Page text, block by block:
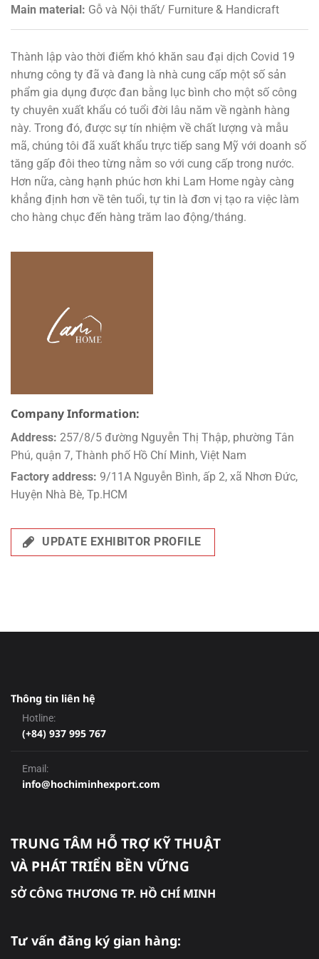
Main material: Gỗ và Nội thất/ Furniture & Handicraft
Thành lập vào thời điểm khó khăn sau đại dịch Covid 19
nhưng công ty đã và đang là nhà cung cấp một số sản
phẩm gia dụng được đan bằng lục bình cho một số công
ty chuyên xuất khẩu có tuổi đời lâu năm về ngành hàng
này. Trong đó, được sự tín nhiệm về chất lượng và mẫu
mã, chúng tôi đã xuất khẩu trực tiếp sang Mỹ với doanh số
tăng gấp đôi theo từng nằm so với cung cấp trong nước.
Hơn nữa, càng hạnh phúc hơn khi Lam Home ngày càng
khẳng định hơn về tên tuổi, tự tin là đơn vị tạo ra việc làm
cho hàng chục đến hàng trăm lao động/tháng.
Company Information:
Address: 257/8/5 đường Nguyễn Thị Thập, phường Tân
Phú, quận 7, Thành phố Hồ Chí Minh, Việt Nam
Factory address: 9/11A Nguyễn Bình, ấp 2, xã Nhơn Đức,
Huyện Nhà Bè, Tp.HCM
UPDATE EXHIBITOR PROFILE
Thông tin liên hệ
Hotline:
(+84) 937 995 767
Email:
info@hochiminhexport.com
TRUNG TÂM HỖ TRỢ KỸ THUẬT
VÀ PHÁT TRIỂN BỀN VỮNG
SỞ CÔNG THƯƠNG TP. HỒ CHÍ MINH
Tư vấn đăng ký gian hàng: